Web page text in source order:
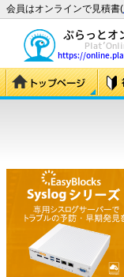
会員はオンラインで見積書(